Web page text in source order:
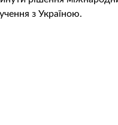
з Україною.